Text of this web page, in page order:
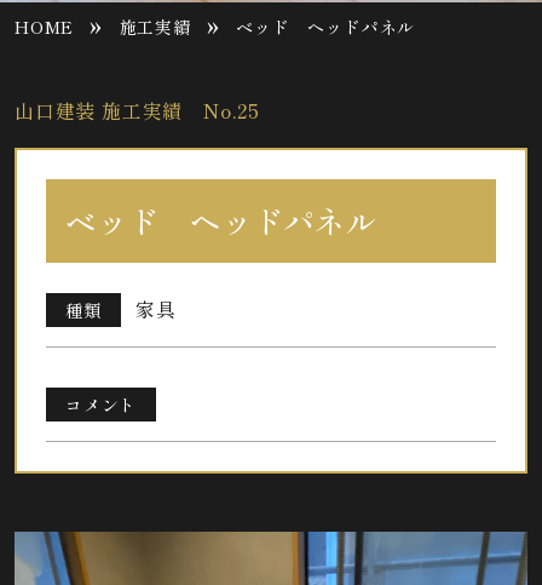
HOME » 施工実績 » ベッド ヘッドパネル
山口建装 施工実績 No.25
ベッド ヘッドパネル
種類 家具
コメント